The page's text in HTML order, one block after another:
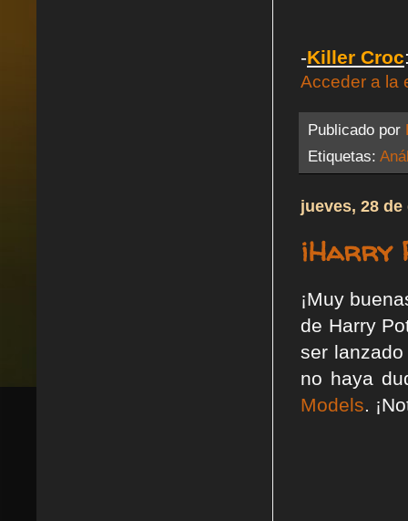
-Killer Croc
Acceder a la
Publicado por
Etiquetas:
jueves, 28
¡Harry
¡Muy
de Harry
ser
no haya
Models .